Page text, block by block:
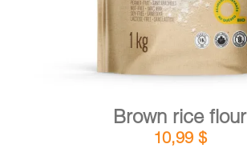
Brown rice flour
10,99 $